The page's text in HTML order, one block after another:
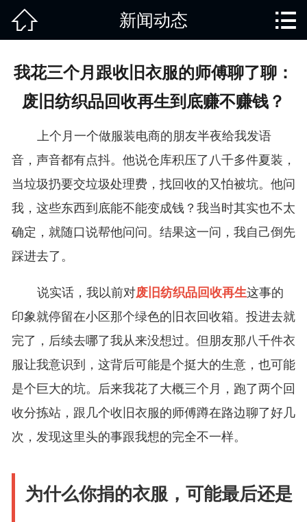
回收范围
服务项目
新闻动态
 新闻动态 
我花三个月跟收旧衣服的师傅聊了聊：
废旧纺织品回收再生到底赚不赚钱？
上个月一个做服装电商的朋友半夜给我发语
音，声音都有点抖。他说仓库积压了八千多件夏装，
当垃圾扔要交垃圾处理费，找回收的又怕被坑。他问
我，这些东西到底能不能变成钱？我当时其实也不太
确定，就随口说帮他问问。结果这一问，我自己倒先
踩进去了。
说实话，我以前对废旧纺织品回收再生这事的
印象就停留在小区那个绿色的旧衣回收箱。投进去就
完了，后续去哪了我从来没想过。但朋友那八千件衣
服让我意识到，这背后可能是个挺大的生意，也可能
是个巨大的坑。后来我花了大概三个月，跑了两个回
收分拣站，跟几个收旧衣服的师傅蹲在路边聊了好几
次，发现这里头的事跟我想的完全不一样。
为什么你捐的衣服，可能最后还是